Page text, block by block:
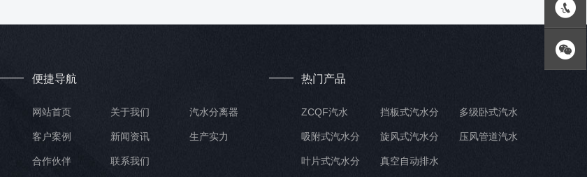
便捷导航
网站首页 关于我们 汽水分离器
客户案例 新闻资讯 生产实力
合作伙伴 联系我们
热门产品
ZCQF汽水 挡板式汽水分 多级卧式汽水
吸附式汽水分 旋风式汽水分 压风管道汽水
叶片式汽水分 真空自动排水